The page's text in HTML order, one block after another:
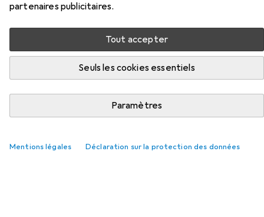
partenaires publicitaires.
Tout accepter
Seuls les cookies essentiels
Paramètres
Mentions légales Déclaration sur la protection des données
Pertinence
Liste des produits
EUR
4,88
397